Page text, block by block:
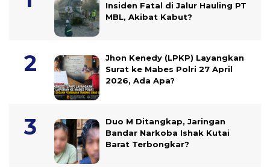
Insiden Fatal di Jalur Hauling PT
MBL, Akibat Kabut?
Jhon Kenedy (LPKP) Layangkan
Surat ke Mabes Polri 27 April
2026, Ada Apa?
Duo M Ditangkap, Jaringan
Bandar Narkoba Ishak Kutai
Barat Terbongkar?